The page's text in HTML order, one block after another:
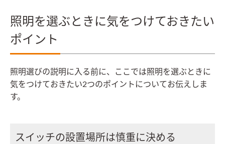
照明を選ぶときに気をつけておきたい
ポイント
照明選びの説明に入る前に、ここでは照明を選ぶときに
気をつけておきたい2つのポイントについてお伝えしま
す。
スイッチの設置場所は慎重に決める